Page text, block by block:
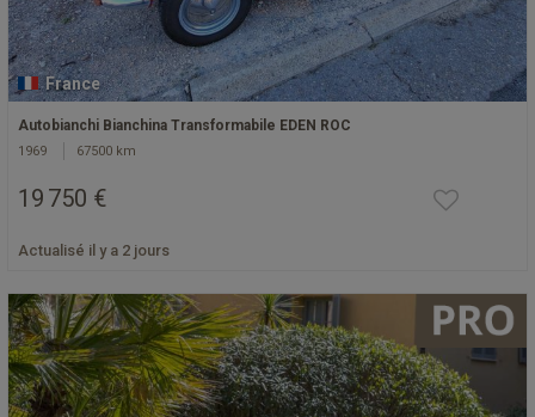
France
Autobianchi Bianchina Transformabile EDEN ROC
1969 67500 km
19 750 €
Actualisé il y a 2 jours